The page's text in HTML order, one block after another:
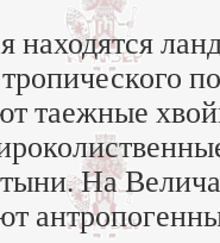
находятся
таежные
На